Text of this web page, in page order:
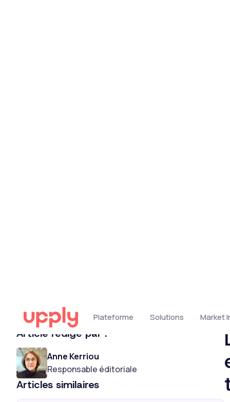
Article rédigé par :
Anne Kerriou
Responsable éditoriale
Articles similaires